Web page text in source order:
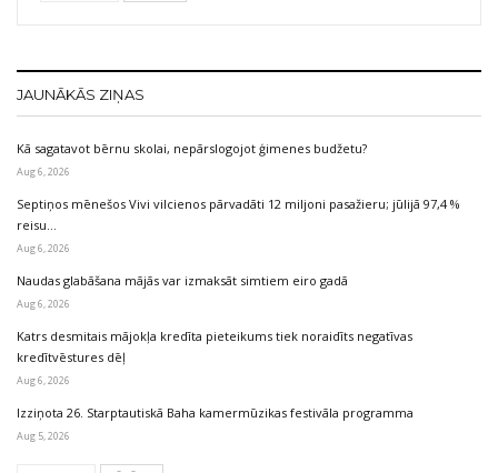
JAUNĀKĀS ZIŅAS
Kā sagatavot bērnu skolai, nepārslogojot ģimenes budžetu?
Aug 6, 2026
Septiņos mēnešos Vivi vilcienos pārvadāti 12 miljoni pasažieru; jūlijā 97,4 %
reisu…
Aug 6, 2026
Naudas glabāšana mājās var izmaksāt simtiem eiro gadā
Aug 6, 2026
Katrs desmitais mājokļa kredīta pieteikums tiek noraidīts negatīvas
kredītvēstures dēļ
Aug 6, 2026
Izziņota 26. Starptautiskā Baha kamermūzikas festivāla programma
Aug 5, 2026